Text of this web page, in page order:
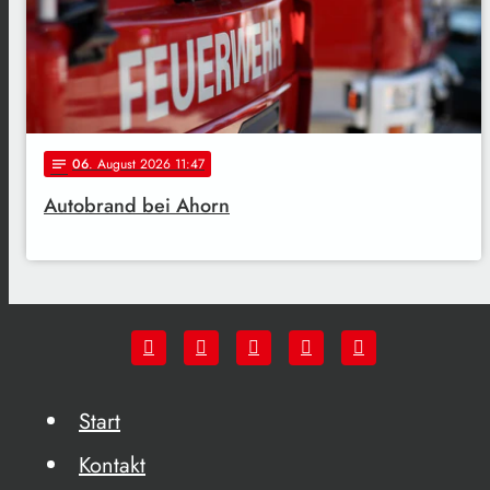
notes 06. August 2026 11:47
Autobrand bei Ahorn
Start
Kontakt